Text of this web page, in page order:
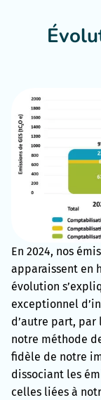
En 2024, nos
apparaissent en
évolution
exceptionnel
d’autre part, par
notre méthode
fidèle de notre
dissociant les
celles liées à